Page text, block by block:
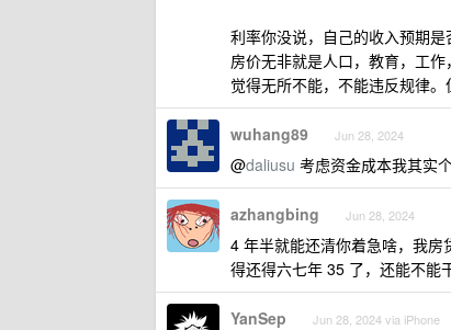
利率你没说，自己的收入预期
房价无非就是人口，教育，工
觉得无所不能，不能违反规律。
wuhang89 Jun 28, 2024
@daliusu 考虑资金成本我其实
azhangbing Jun 28, 2024
4 年半就能还清你着急啥，我
得还得六七年 35 了，还能不能
YanSep Jun 28, 2024 via iPhone